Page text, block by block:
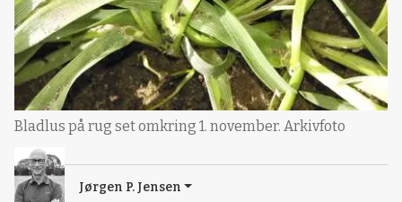
Bladlus på rug set omkring 1. november. Arkivfoto
Jørgen P. Jensen